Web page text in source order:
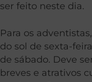
ser feito neste dia.
Para os
do sol de sexta-
de sábado. Deve
breves e atrativos